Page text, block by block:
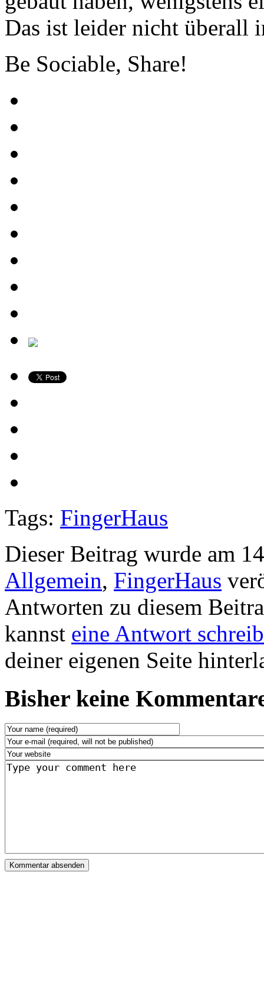
Das ist leider nicht überall
Be Sociable, Share!
Tags: FingerHaus
Dieser Beitrag wurde am
Allgemein, FingerHaus
Antworten zu diesem
kannst eine Antwort
deiner eigenen Seite
Bisher keine